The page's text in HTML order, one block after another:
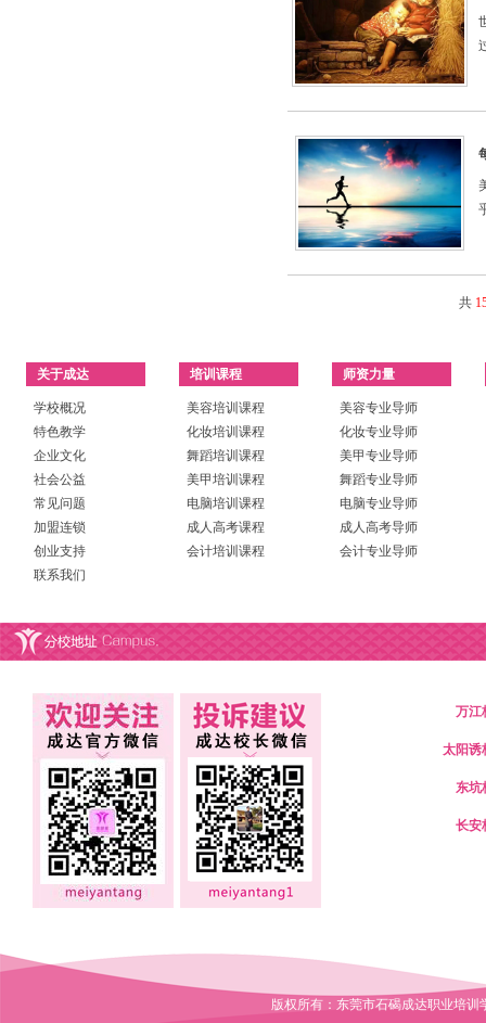
共
关于成达 培训课程 师资力量
学校概况
特色教学
企业文化
社会公益
常见问题
加盟连锁
创业支持
联系我们
美容培训课程
化妆培训课程
舞蹈培训课程
美甲培训课程
电脑培训课程
成人高考课程
会计培训课程
美容专业导师
化妆专业导师
美甲专业导师
舞蹈专业导师
电脑专业导师
成人高考导师
会计专业导师
万江
太阳诱
东坑
长安
版权所有：东莞市石碣成达职业培